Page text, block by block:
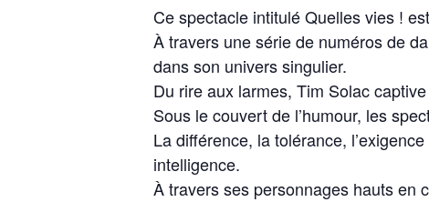
Ce spectacle intitulé Quelles vies !
À travers une série de numéros de
dans son univers singulier.
Du rire aux larmes, Tim Solac
Sous le couvert de l’humour, les
La différence, la tolérance,
intelligence.
À travers ses personnages hauts en